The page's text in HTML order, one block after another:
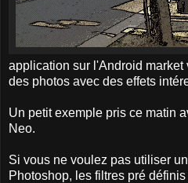
application sur l'Android market
des photos avec des effets
Un petit exemple pris ce matin
Neo.
Si vous ne voulez pas utiliser
Photoshop, les filtres pré